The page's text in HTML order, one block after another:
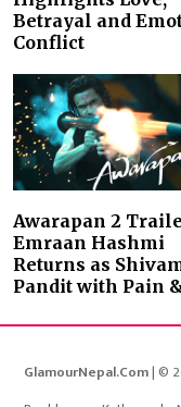
Betrayal and
Conflict
Awarapan 2
Emraan Hashmi
Returns as
Pandit with Pain
GlamourNepal.Com| ©